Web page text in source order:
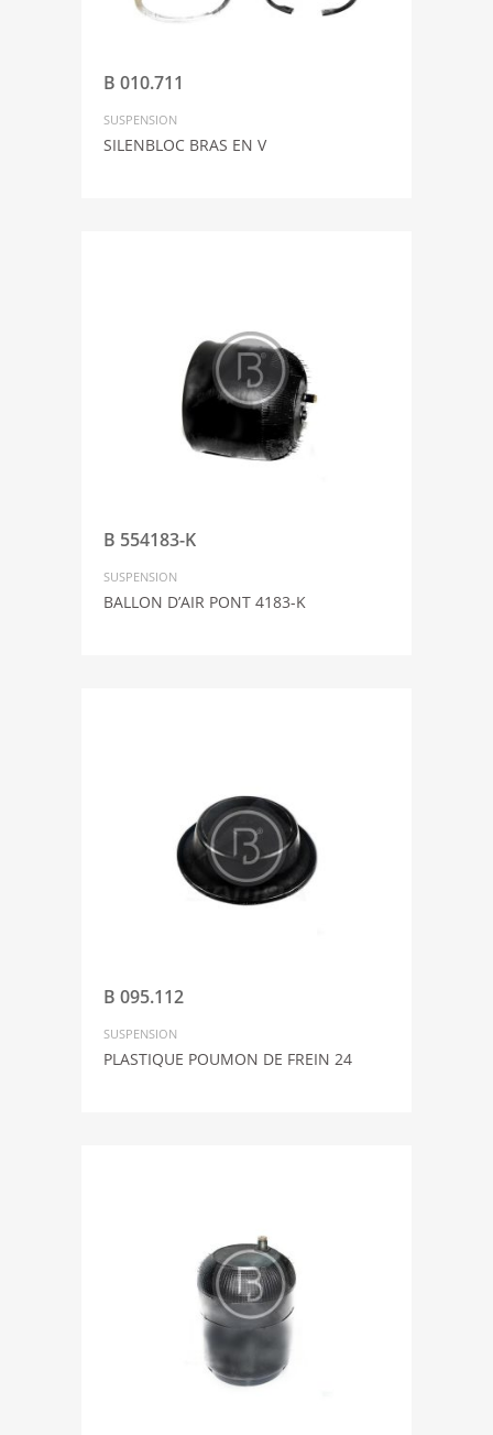
B 010.711
SUSPENSION
SILENBLOC BRAS EN V
B 554183-K
SUSPENSION
BALLON D’AIR PONT 4183-K
B 095.112
SUSPENSION
PLASTIQUE POUMON DE FREIN 24